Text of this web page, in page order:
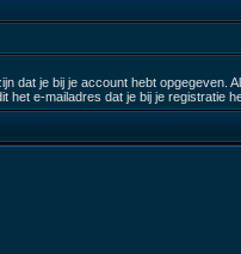
dat je bij je account hebt opgegeven.
het e-mailadres dat je bij je registratie